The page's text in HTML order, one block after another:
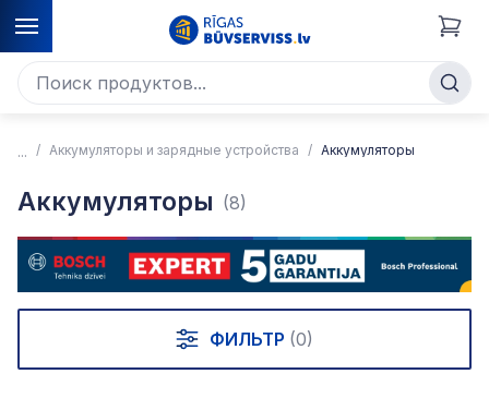
Аккумуляторы и зарядные устройства Аккумуляторы
Аккумуляторы (8)
ФИЛЬТР (0)